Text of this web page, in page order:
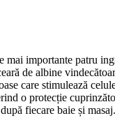
mai importante patru
de albine
care stimulează
o protecție
fiecare baie și masaj.